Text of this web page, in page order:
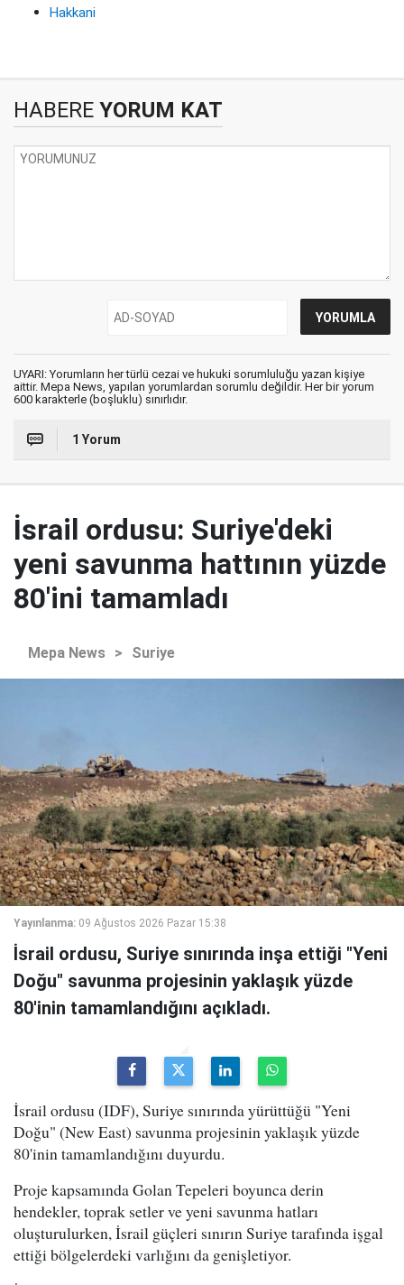
Hakkani
HABERE YORUM KAT
UYARI: Yorumların her türlü cezai ve hukuki sorumluluğu yazan kişiye
aittir. Mepa News, yapılan yorumlardan sorumlu değildir. Her bir yorum
600 karakterle (boşluklu) sınırlıdır.
1 Yorum
İsrail ordusu: Suriye'deki
yeni savunma hattının yüzde
80'ini tamamladı
Mepa News > Suriye
Yayınlanma: 09 Ağustos 2026 Pazar 15:38
İsrail ordusu, Suriye sınırında inşa ettiği "Yeni
Doğu" savunma projesinin yaklaşık yüzde
80'inin tamamlandığını açıkladı.
İsrail ordusu (IDF), Suriye sınırında yürüttüğü "Yeni
Doğu" (New East) savunma projesinin yaklaşık yüzde
80'inin tamamlandığını duyurdu.
Proje kapsamında Golan Tepeleri boyunca derin
hendekler, toprak setler ve yeni savunma hatları
oluşturulurken, İsrail güçleri sınırın Suriye tarafında işgal
ettiği bölgelerdeki varlığını da genişletiyor.